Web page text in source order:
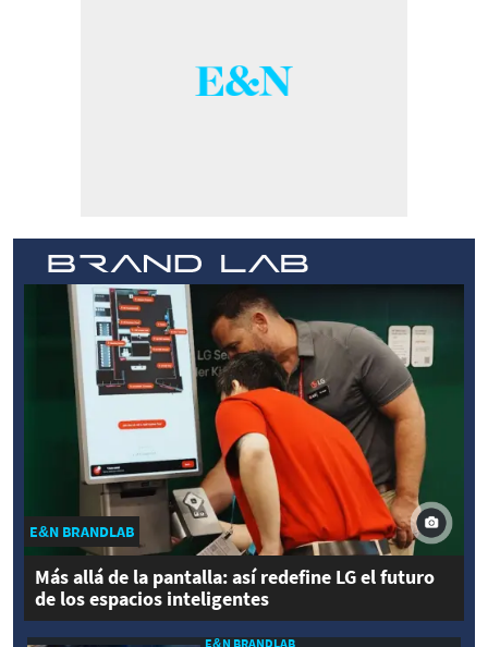
E&N BRANDLAB
Más allá de la pantalla: así redefine LG el futuro
de los espacios inteligentes
E&N BRANDLAB